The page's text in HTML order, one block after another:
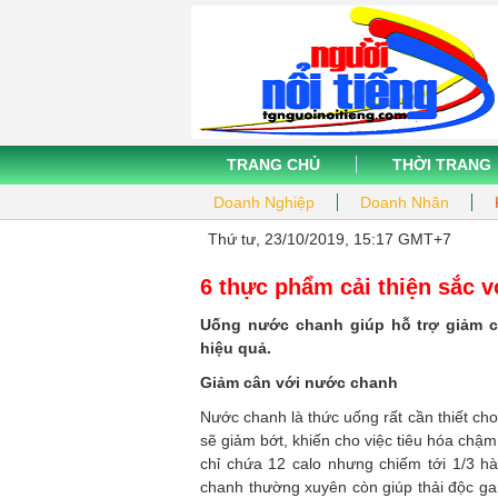
TRANG CHỦ THỜI TRANG
Doanh Nghiệp Doanh Nhân
Thứ tư, 23/10/2019, 15:17 GMT+7
6 thực phẩm cải thiện sắc
Uống nước chanh giúp hỗ trợ giảm
hiệu quả.
Giảm cân với nước chanh
Nước chanh là thức uống rất cần thiết
sẽ giảm bớt, khiến cho việc tiêu hóa
chỉ chứa 12 calo nhưng chiếm tới 1/3
chanh thường xuyên còn giúp thải độc